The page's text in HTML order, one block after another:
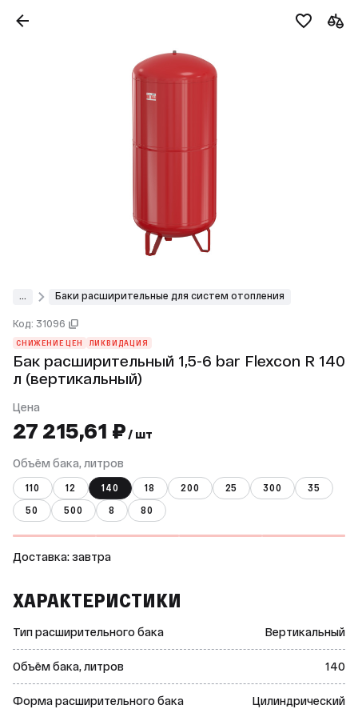
Баки расширительные для систем отопления
Код: 31096
СНИЖЕНИЕ ЦЕН ЛИКВИДАЦИЯ
Бак расширительный 1,5-6 bar Flexcon R 140
л (вертикальный)
Цена
27 215,61 ₽ / шт
Объём бака, литров
110 12 140 18 200 25 300
35
50
500 8 80
Доставка: завтра
ХАРАКТЕРИСТИКИ
Тип расширительного бака Вертикальный
Объём бака, литров 140
Фоpма расширительного бака Цилиндрический